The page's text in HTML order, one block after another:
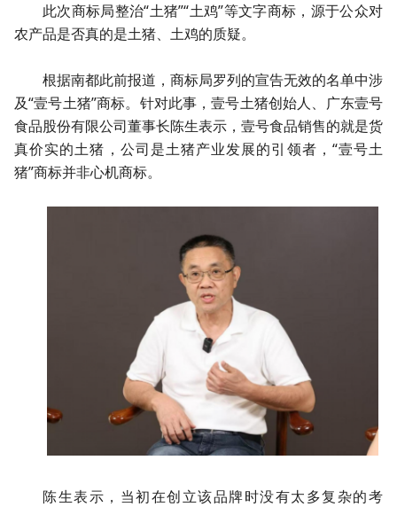
此次商标局整治“土猪”“土鸡”等文字商标，源于公众对
农产品是否真的是土猪、土鸡的质疑。
根据南都此前报道，商标局罗列的宣告无效的名单中涉
及“壹号土猪”商标。针对此事，壹号土猪创始人、广东壹号
食品股份有限公司董事长陈生表示，壹号食品销售的就是货
真价实的土猪，公司是土猪产业发展的引领者，“壹号土
猪”商标并非心机商标。
陈生表示，当初在创立该品牌时没有太多复杂的考